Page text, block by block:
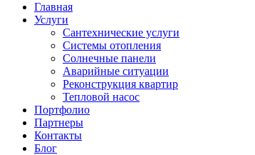
Главная
Услуги
Сантехнические услуги
Системы отопления
Солнечные панели
Аварийные ситуации
Реконструкция квартир
Тепловой насос
Портфолио
Партнеры
Контакты
Блог